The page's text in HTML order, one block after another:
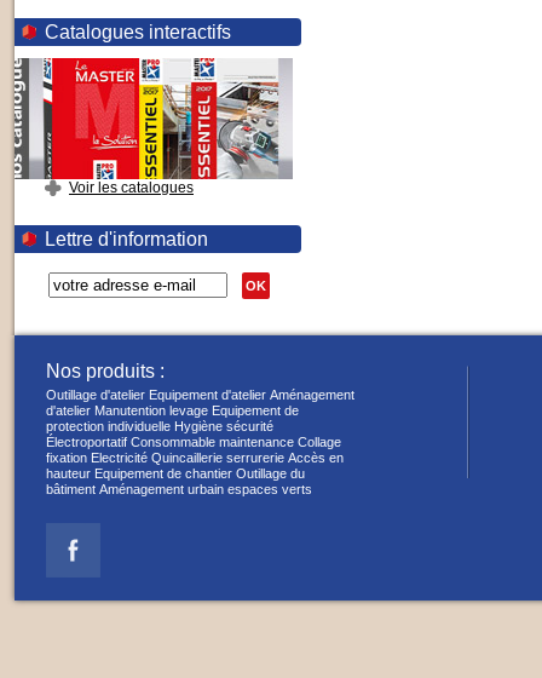
Catalogues interactifs
Voir les catalogues
Lettre d'information
OK
Nos produits :
Outillage d'atelier Equipement d'atelier Aménagement
d'atelier Manutention levage Equipement de
protection individuelle Hygiène sécurité
Électroportatif Consommable maintenance Collage
fixation Electricité Quincaillerie serrurerie Accès en
hauteur Equipement de chantier Outillage du
bâtiment Aménagement urbain espaces verts